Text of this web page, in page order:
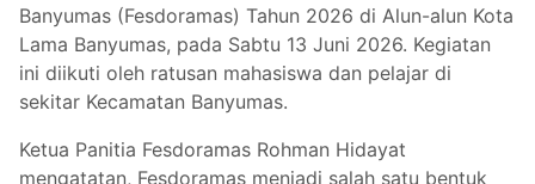
Banyumas (Fesdoramas) Tahun 2026 di Alun-alun Kota
Lama Banyumas, pada Sabtu 13 Juni 2026. Kegiatan
ini diikuti oleh ratusan mahasiswa dan pelajar di
sekitar Kecamatan Banyumas.
Ketua Panitia Fesdoramas Rohman Hidayat
mengatatan, Fesdoramas menjadi salah satu bentuk